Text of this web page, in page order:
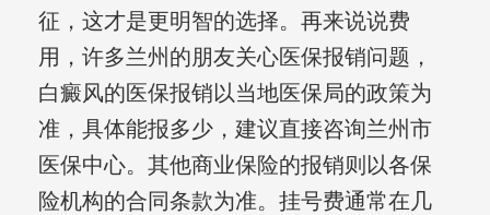
征，这才是更明智的选择。再来说说费
用，许多兰州的朋友关心医保报销问题，
白癜风的医保报销以当地医保局的政策为
准，具体能报多少，建议直接咨询兰州市
医保中心。其他商业保险的报销则以各保
险机构的合同条款为准。挂号费通常在几